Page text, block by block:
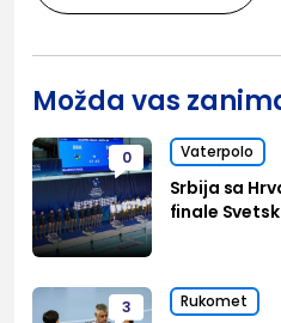
Možda vas
0 Vaterpolo
Srbija sa
finale
3 Rukomet